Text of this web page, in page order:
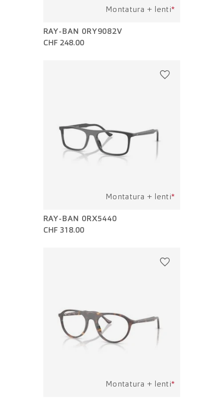
Montatura + lenti*
RAY-BAN 0RY9082V
CHF 248.00
Montatura + lenti*
RAY-BAN 0RX5440
CHF 318.00
Montatura + lenti*